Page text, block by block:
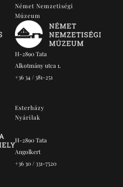
Német Nemzetiségi
Múzeum
H-2890 Tata
Alkotmány utca 1.
+36 34 / 381-251
Esterházy
Nyárilak
H-2890 Tata
Angolkert
+36 30 / 331-7520